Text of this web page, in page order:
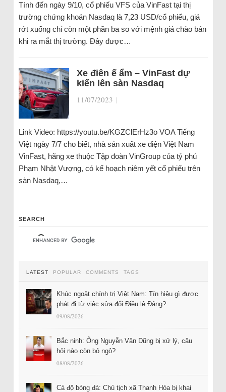
Tính đến ngày 9/10, cổ phiếu VFS của VinFast tại thị
trường chứng khoán Nasdaq là 7,23 USD/cổ phiếu, giá
rớt xuống chỉ còn một phần ba so với mệnh giá chào bán
khi ra mắt thị trường. Đây được…
Xe điên ế ẩm – VinFast dự
kiến lên sàn Nasdaq
11/07/2023 |
Link Video: https://youtu.be/KGZClErHz3o VOA Tiếng
Việt ngày 7/7 cho biết, nhà sản xuất xe điện Việt Nam
VinFast, hãng xe thuộc Tập đoàn VinGroup của tỷ phú
Phạm Nhật Vượng, có kế hoạch niêm yết cổ phiếu trên
sàn Nasdaq,…
SEARCH
LATEST POPULAR COMMENTS TAGS
Khúc ngoặt chính trị Việt Nam: Tín hiệu gì được
phát đi từ việc sửa đổi Điều lệ Đảng?
09/08/2026
Bắc ninh: Ông Nguyễn Văn Dũng bị xử lý, câu
hỏi nào còn bỏ ngỏ?
08/08/2026
Cá độ bóng đá: Chủ tịch xã Thanh Hóa bị khai